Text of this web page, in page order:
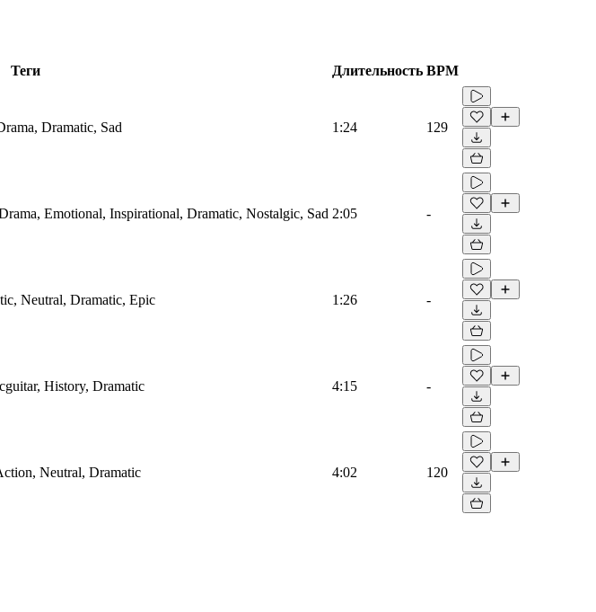
Теги Длительность BPM
Dramatic, Sad 1:24 129
Emotional, Inspirational, Dramatic, Nostalgic, Sad 2:05 -
Neutral, Dramatic, Epic 1:26 -
History, Dramatic 4:15 -
Neutral, Dramatic 4:02 120